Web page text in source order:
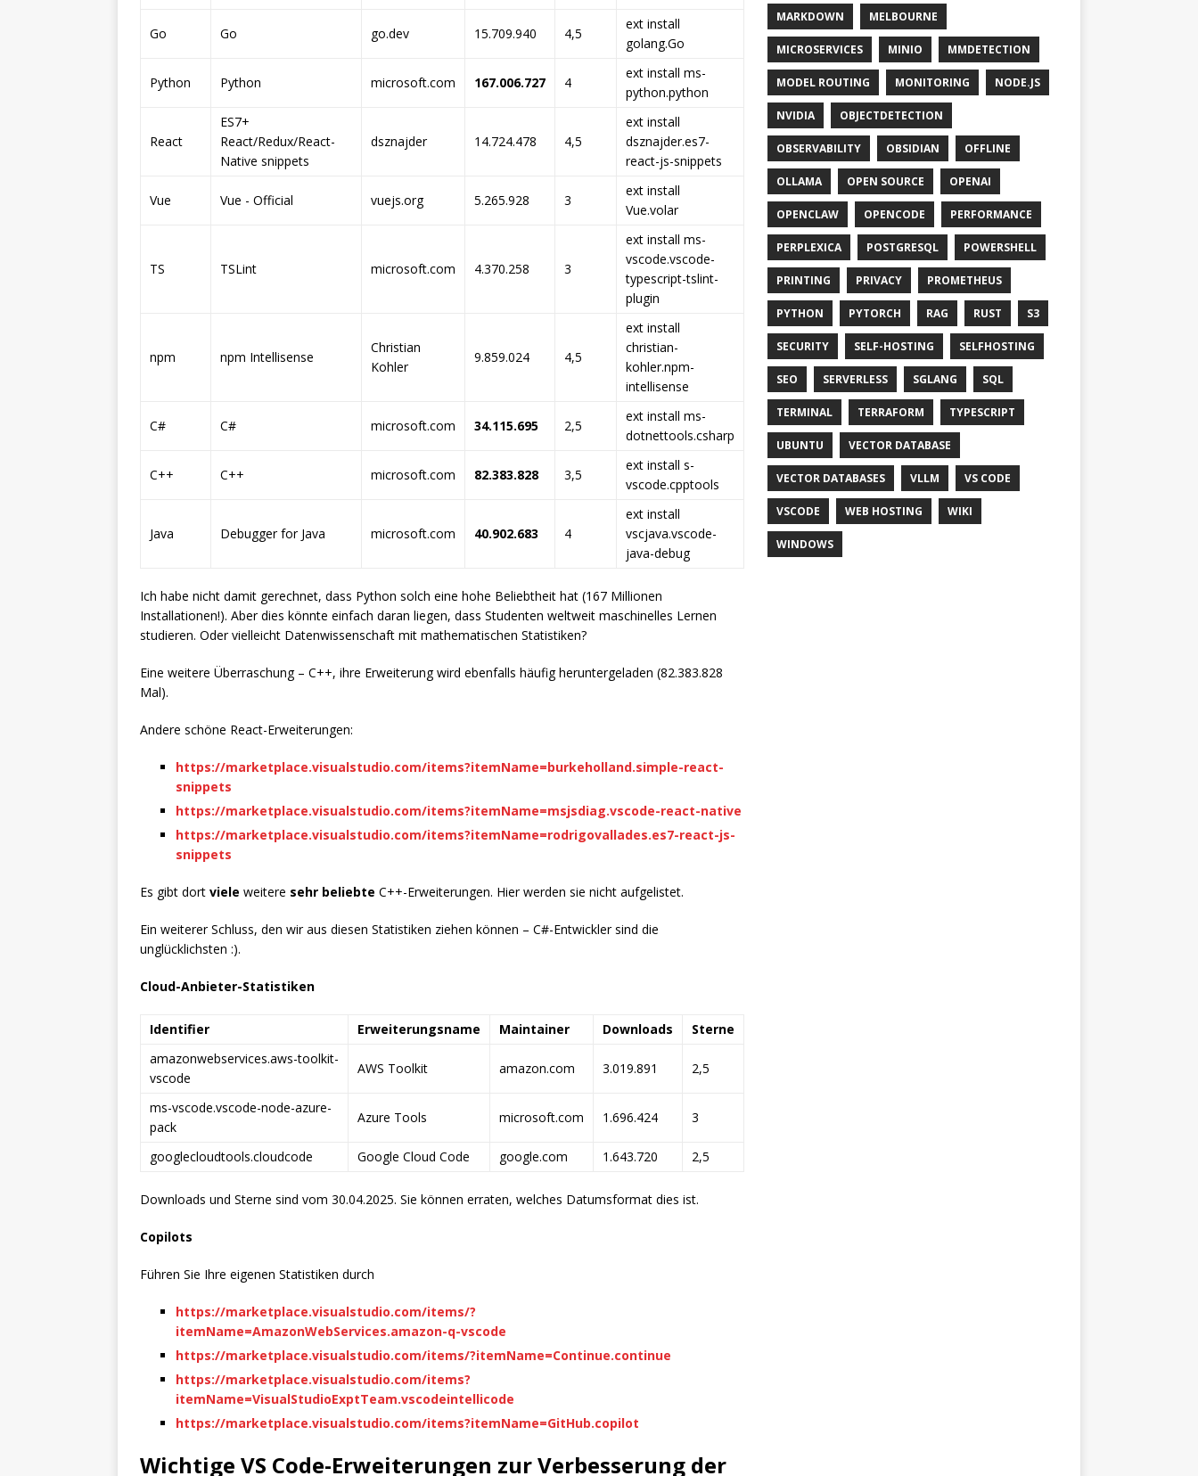
Go Go go.dev 15.709.940 4,5
ext install
golang.Go
Python Python microsoft.com 167.006.727 4
ext install ms-
python.python
React
ES7+
React/Redux/React-
Native snippets
dsznajder 14.724.478 4,5
ext install
dsznajder.es7-
react-js-snippets
Vue Vue - Official vuejs.org 5.265.928 3
ext install
Vue.volar
TS TSLint microsoft.com 4.370.258 3
ext install ms-
vscode.vscode-
typescript-tslint-
plugin
npm npm Intellisense
Christian
Kohler
9.859.024 4,5
ext install
christian-
kohler.npm-
intellisense
C# C# microsoft.com 34.115.695 2,5
ext install ms-
dotnettools.csharp
C++ C++ microsoft.com 82.383.828 3,5
ext install s-
vscode.cpptools
Java Debugger for Java microsoft.com 40.902.683 4
ext install
vscjava.vscode-
java-debug
Ich habe nicht damit gerechnet, dass Python solch eine hohe Beliebtheit hat (167 Millionen
Installationen!). Aber dies könnte einfach daran liegen, dass Studenten weltweit maschinelles Lernen
studieren. Oder vielleicht Datenwissenschaft mit mathematischen Statistiken?
Eine weitere Überraschung – C++, ihre Erweiterung wird ebenfalls häufig heruntergeladen (82.383.828
Mal).
Andere schöne React-Erweiterungen:
https://marketplace.visualstudio.com/items?itemName=burkeholland.simple-react-
snippets
https://marketplace.visualstudio.com/items?itemName=msjsdiag.vscode-react-native
https://marketplace.visualstudio.com/items?itemName=rodrigovallades.es7-react-js-
snippets
Es gibt dort viele weitere sehr beliebte C++-Erweiterungen. Hier werden sie nicht aufgelistet.
Ein weiterer Schluss, den wir aus diesen Statistiken ziehen können – C#-Entwickler sind die
unglücklichsten :).
Cloud-Anbieter-Statistiken
Identifier Erweiterungsname Maintainer Downloads
Sterne
amazonwebservices.aws-toolkit-
vscode
AWS Toolkit amazon.com 3.019.891 2,5
ms-vscode.vscode-node-azure-
pack
Azure Tools microsoft.com 1.696.424 3
googlecloudtools.cloudcode Google Cloud Code google.com 1.643.720 2,5
Downloads und Sterne sind vom 30.04.2025. Sie können erraten, welches Datumsformat dies ist.
Copilots
Führen Sie Ihre eigenen Statistiken durch
https://marketplace.visualstudio.com/items/?
itemName=AmazonWebServices.amazon-q-vscode
https://marketplace.visualstudio.com/items/?itemName=Continue.continue
https://marketplace.visualstudio.com/items?
itemName=VisualStudioExptTeam.vscodeintellicode
https://marketplace.visualstudio.com/items?itemName=GitHub.copilot
Wichtige VS Code-Erweiterungen zur Verbesserung der
MARKDOWN MELBOURNE
MICROSERVICES MINIO MMDETECTION
MODEL ROUTING MONITORING NODE.JS
NVIDIA OBJECTDETECTION
OBSERVABILITY OBSIDIAN OFFLINE
OLLAMA OPEN SOURCE OPENAI
OPENCLAW OPENCODE PERFORMANCE
PERPLEXICA POSTGRESQL POWERSHELL
PRINTING PRIVACY PROMETHEUS
PYTHON PYTORCH RAG RUST S3
SECURITY SELF-HOSTING SELFHOSTING
SEO SERVERLESS SGLANG SQL
TERMINAL TERRAFORM TYPESCRIPT
UBUNTU VECTOR DATABASE
VECTOR DATABASES VLLM VS CODE
VSCODE WEB HOSTING WIKI
WINDOWS